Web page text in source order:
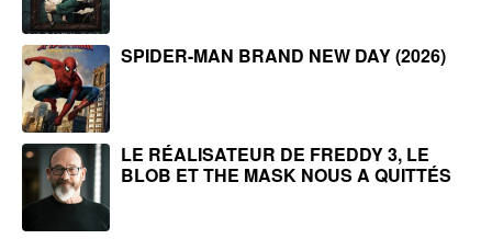
SPIDER-MAN BRAND NEW DAY (2026)
LE RÉALISATEUR DE FREDDY 3, LE
BLOB ET THE MASK NOUS A QUITTÉS